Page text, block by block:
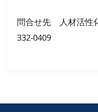
問合せ先 人材活
332-0409